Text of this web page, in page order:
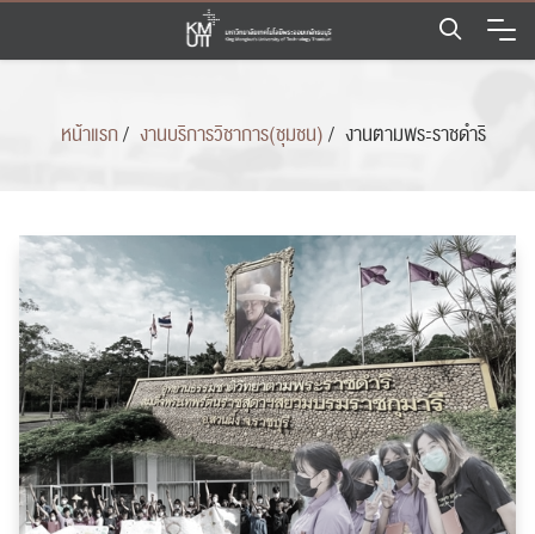
Skip
content
หน้าแรก/ งานบริการวิชาการ(ชุมชน)/ งานตามพระราชดำริ